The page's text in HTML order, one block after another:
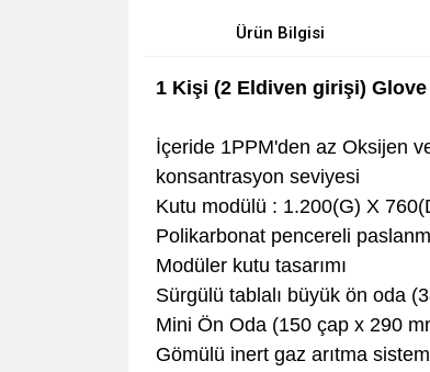
Ürün Bilgisi
1 Kişi (2 Eldiven girişi)
İçeride 1PPM'den az Oksijen
konsantrasyon seviyesi
Kutu modülü : 1.200(G) X
Polikarbonat pencereli
Modüler kutu tasarımı
Sürgülü tablalı büyük ön oda
Mini Ön Oda (150 çap x 290
Gömülü inert gaz arıtma